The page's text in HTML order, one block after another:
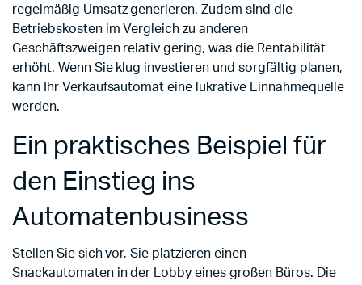
regelmäßig Umsatz generieren. Zudem sind die
Betriebskosten im Vergleich zu anderen
Geschäftszweigen relativ gering, was die Rentabilität
erhöht. Wenn Sie klug investieren und sorgfältig planen,
kann Ihr Verkaufsautomat eine lukrative Einnahmequelle
werden.
Ein praktisches Beispiel für
den Einstieg ins
Automatenbusiness
Stellen Sie sich vor, Sie platzieren einen
Snackautomaten in der Lobby eines großen Büros. Die